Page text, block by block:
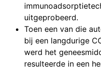
uitgeprobeerd.
Toen een van die
bij een langdurige
werd het
resulteerde in een